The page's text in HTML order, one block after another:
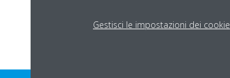
Gestisci le impostazioni dei cookie